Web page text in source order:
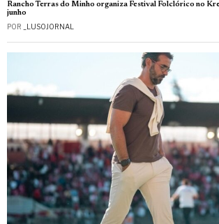
Rancho Terras do Minho organiza Festival Folclórico no
junho
POR _LUSOJORNAL